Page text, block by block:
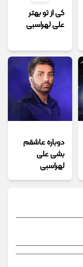
کی از تو بهتر
علی لهراسبی
دوباره عاشقم
بشی علی
لهراسبی